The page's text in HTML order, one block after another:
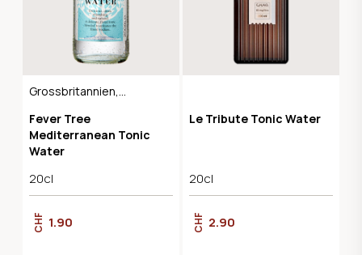
Grossbritannien,
Fever Tree
Mediterranean Tonic
Water
20cl
CHF 1.90
Le Tribute Tonic Water
20cl
CHF 2.90